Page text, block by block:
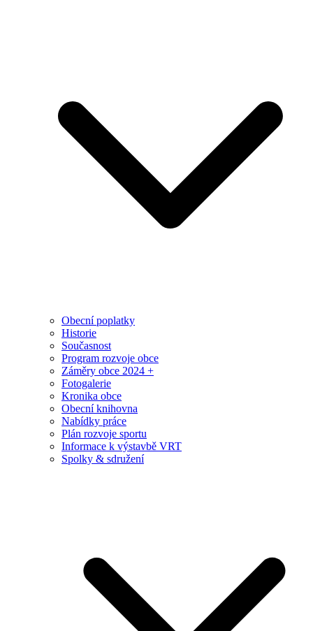
Obecní poplatky
Historie
Současnost
Program rozvoje obce
Záměry obce 2024 +
Fotogalerie
Kronika obce
Obecní knihovna
Nabídky práce
Plán rozvoje sportu
Informace k výstavbě VRT
Spolky & sdružení